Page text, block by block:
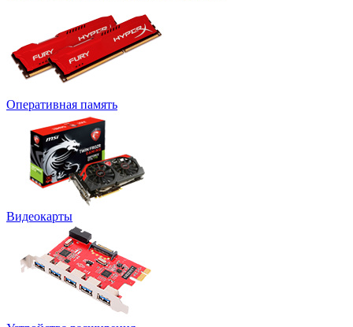
Оперативная память
Видеокарты